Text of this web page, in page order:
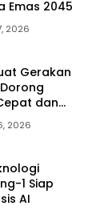
Emas 2045
2026
Gerakan
dan
2026
1 Siap
AI